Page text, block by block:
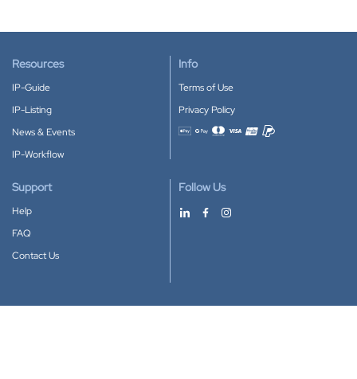
Resources
IP-Guide
IP-Listing
News & Events
IP-Workflow
Info
Terms of Use
Privacy Policy
Accepted payment methods
Support
Help
FAQ
Contact Us
Follow Us